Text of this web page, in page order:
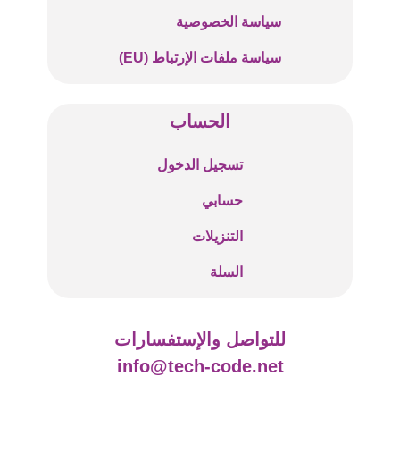
سياسة الخصوصية
سياسة ملفات الإرتباط (EU)
الحساب
تسجيل الدخول
حسابي
التنزيلات
السلة
للتواصل والإستفسارات
info@tech-code.net